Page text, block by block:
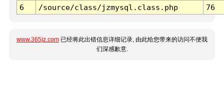
6
/source/class/jzmysql.class.php 76
www.365jz.com 已经将此出错信息详细记录, 由此给您带来的访问不便我
们深感歉意.